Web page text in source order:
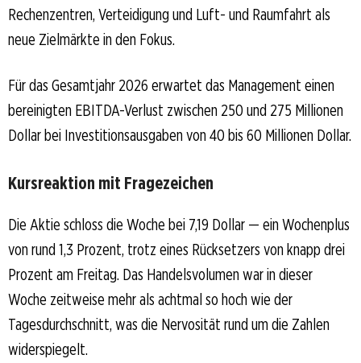
Rechenzentren, Verteidigung und Luft- und Raumfahrt als
neue Zielmärkte in den Fokus.
Für das Gesamtjahr 2026 erwartet das Management einen
bereinigten EBITDA-Verlust zwischen 250 und 275 Millionen
Dollar bei Investitionsausgaben von 40 bis 60 Millionen Dollar.
Kursreaktion mit Fragezeichen
Die Aktie schloss die Woche bei 7,19 Dollar — ein Wochenplus
von rund 1,3 Prozent, trotz eines Rücksetzers von knapp drei
Prozent am Freitag. Das Handelsvolumen war in dieser
Woche zeitweise mehr als achtmal so hoch wie der
Tagesdurchschnitt, was die Nervosität rund um die Zahlen
widerspiegelt.